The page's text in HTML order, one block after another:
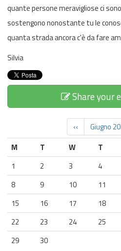
quante persone meravigliose ci
sostengono nonostante tu le
quanta strada ancora c'è da fare
Silvia
Share your
‹‹ Giugno
M
T W T
1
2 3 4
8
9 10 11
15
16 17 18
22
23 24 25
29
30